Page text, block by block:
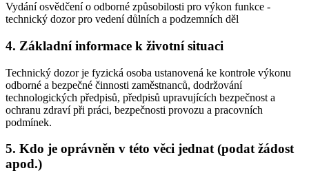
Vydání osvědčení o odborné způsobilosti pro výkon funkce -
technický dozor pro vedení důlních a podzemních děl
4. Základní informace k životní situaci
Technický dozor je fyzická osoba ustanovená ke kontrole výkonu
odborné a bezpečné činnosti zaměstnanců, dodržování
technologických předpisů, předpisů upravujících bezpečnost a
ochranu zdraví při práci, bezpečnosti provozu a pracovních
podmínek.
5. Kdo je oprávněn v této věci jednat (podat žádost
apod.)